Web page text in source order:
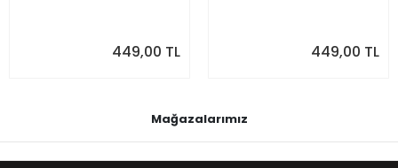
449,00 TL 449,00 TL
Mağazalarımız